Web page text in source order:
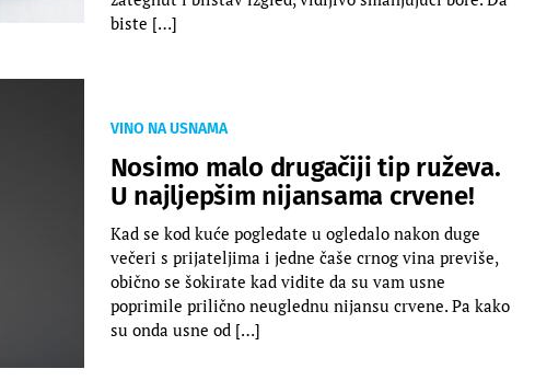
biste […]
VINO NA USNAMA
Nosimo malo drugačiji tip ruževa.
U najljepšim nijansama crvene!
Kad se kod kuće pogledate u ogledalo nakon duge
večeri s prijateljima i jedne čaše crnog vina previše,
obično se šokirate kad vidite da su vam usne
poprimile prilično neuglednu nijansu crvene. Pa kako
su onda usne od […]